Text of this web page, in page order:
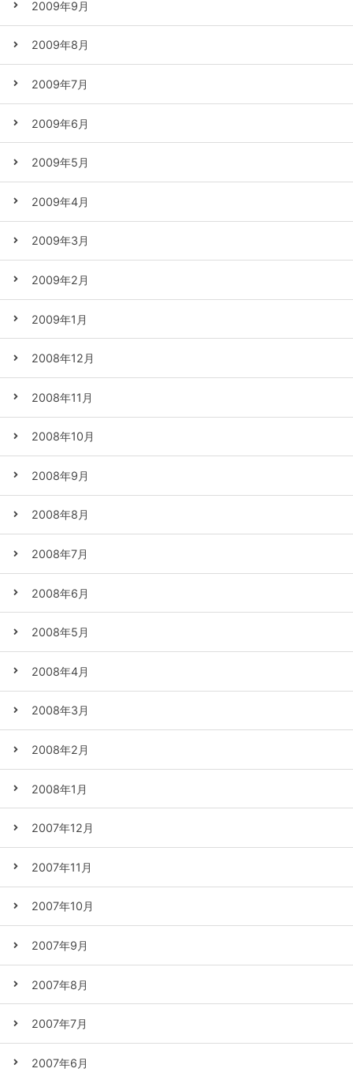
2009年9月
2009年8月
2009年7月
2009年6月
2009年5月
2009年4月
2009年3月
2009年2月
2009年1月
2008年12月
2008年11月
2008年10月
2008年9月
2008年8月
2008年7月
2008年6月
2008年5月
2008年4月
2008年3月
2008年2月
2008年1月
2007年12月
2007年11月
2007年10月
2007年9月
2007年8月
2007年7月
2007年6月